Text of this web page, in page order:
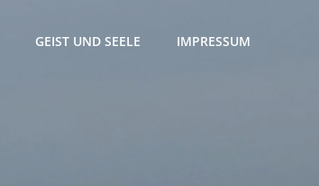
GEIST UND SEELE IMPRESSUM